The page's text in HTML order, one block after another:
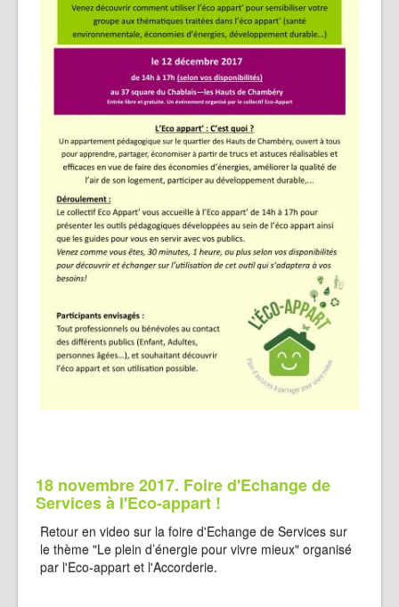
18 novembre 2017. Foire d'Echange de
Services à l'Eco-appart !
Retour en video sur la foire d'Echange de Services sur
le thème "Le plein d’énergie pour vivre mieux" organisé
par l'Eco-appart et l'Accorderie.